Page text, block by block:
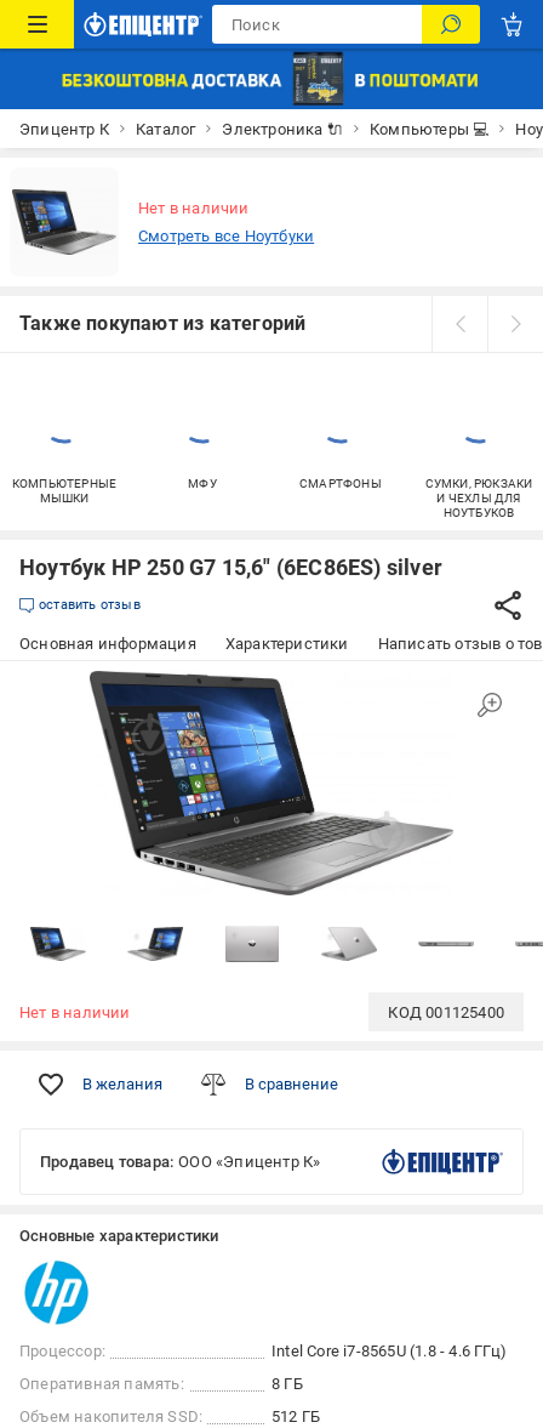
Эпицентр К Каталог Электроника 🔌 Компьютеры 💻
Нет в наличии
Смотреть все Ноутбуки
Также покупают из категорий
КОМПЬЮТЕРНЫЕ
МЫШКИ
МФУ СМАРТФОНЫ
СУМКИ, РЮКЗАКИ
И ЧЕХЛЫ ДЛЯ
НОУТБУКОВ
Ноутбук HP 250 G7 15,6" (6EC86ES) silver
оставить отзыв
Основная информация Характеристики Написать отзыв о
Нет в наличии КОД001125400
В желания В сравнение
Продавец товара: ООО «Эпицентр К»
Основные характеристики
Процессор:
Intel Core i7-8565U (1.8 - 4.6 ГГц)
Оперативная память:
8 ГБ
Объем накопителя SSD:
512 ГБ